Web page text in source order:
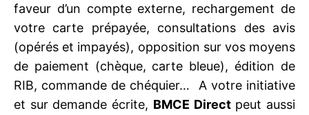
faveur d’un compte externe, rechargement de
votre carte prépayée, consultations des avis
(opérés et impayés), opposition sur vos moyens
de paiement (chèque, carte bleue), édition de
RIB, commande de chéquier… A votre initiative
et sur demande écrite, BMCE Directpeut aussi